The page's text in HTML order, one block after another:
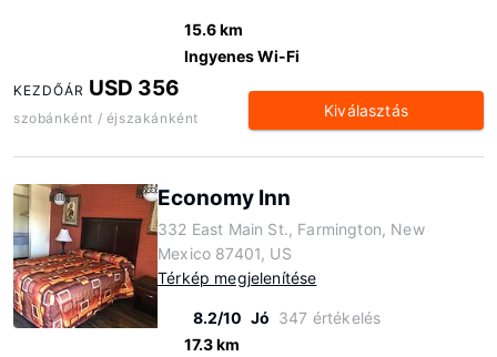
15.6 km
Ingyenes Wi-Fi
KEZDŐÁR USD 356
szobánként / éjszakánként Kiválasztás
Economy Inn
332 East Main St., Farmington, New
Mexico 87401, US
Térkép megjelenítése
8.2/10 Jó 347 értékelés
17.3 km